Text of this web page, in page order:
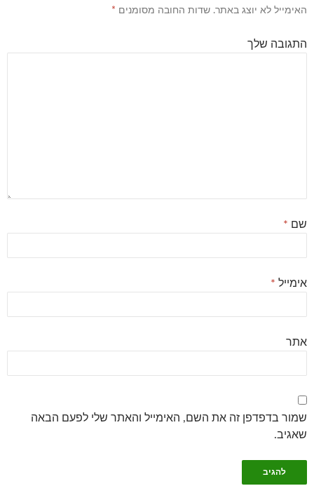
האימייל לא יוצג באתר. שדות החובה מסומנים *
התגובה שלך
שם *
אימייל *
אתר
שמור בדפדפן זה את השם, האימייל והאתר שלי לפעם הבאה
שאגיב.